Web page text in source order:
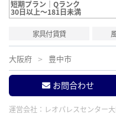
短期プラン｜Qランク
30日以上～181日未満
家具付賃貸
大阪府 豊中市
お問合わせ
運営会社： レオパレスセンター